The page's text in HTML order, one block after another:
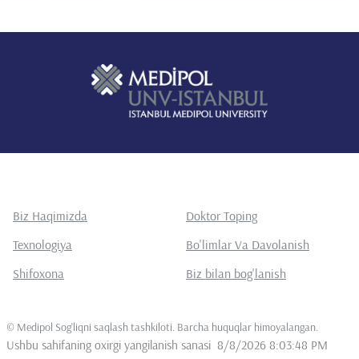
ISBN:9786253756642, Türkçe(Bilimsel Kitap) (Yayın No:
Biz Haqimizda
Doktor Toping
Texnologiya
Bo'limlar Va Davolanish
Shifoxona
Biz bilan bog'lanish
© Medipol Sog'liqni saqlash tashkiloti. Barcha huquqlar himoyalangan
Ushbu sahifaning oxirgi yangilanish sanasi 8/8/2026 8:03:48 PM